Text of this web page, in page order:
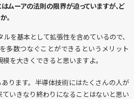
ムーアの法則の限界が迫っていますが、ど
。
を基本として拡張性を含めているので、
多数つなぐことができるというメリット
を大きくできると思いますよ。
ります。半導体技術にはたくさんの人が
ていきなり終わりになることはないと思い